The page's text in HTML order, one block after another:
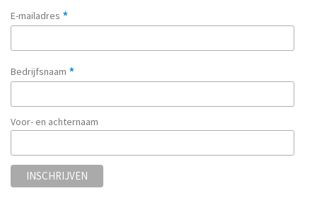
E-mailadres *
Bedrijfsnaam *
Voor- en achternaam